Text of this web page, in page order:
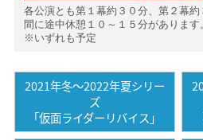
各公演とも第１幕約３０分、第２幕
間に途中休憩１０～１５分があります
※いずれも予定
2021年冬〜2022年夏シリー
ズ
「仮面ライダーリバイス」